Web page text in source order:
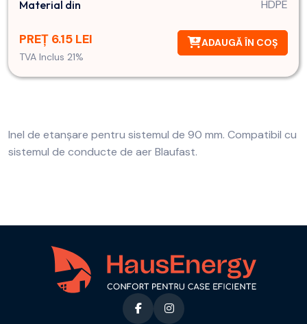
Material din HDPE
PREȚ 6.15 LEI
TVA Inclus 21%
ADAUGĂ ÎN COȘ
Inel de etanșare pentru sistemul de 90 mm. Compatibil cu
sistemul de conducte de aer Blaufast.